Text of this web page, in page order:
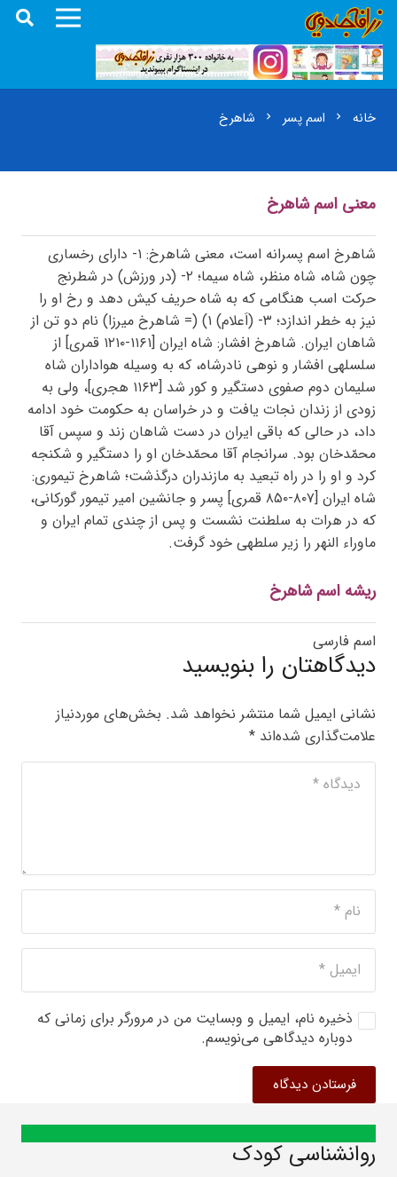
خانه chevron_right اسم پسر chevron_right شاهرخ
معنی اسم شاهرخ
شاهرخ اسم پسرانه است، معنی شاهرخ: ۱- دارای رخساری
چون شاه، شاه منظر، شاه سیما؛ ۲- (در ورزش) در شطرنج
حرکت اسب هنگامی که به شاه حریف کیش دهد و رخ او را
نیز به خطر اندازد؛ ۳- (اَعلام) ۱) (= شاهرخ میرزا) نام دو تن از
شاهان ایران. شاهرخ افشار: شاه ایران [۱۱۶۱-۱۲۱۰ قمری] از
سلسلهی افشار و نوهی نادرشاه، که به وسیله هواداران شاه
سلیمان دوم صفوی دستگیر و کور شد [۱۱۶۳ هجری]، ولی به
زودی از زندان نجات یافت و در خراسان به حکومت خود ادامه
داد، در حالی که باقی ایران در دست شاهان زند و سپس آقا
محمّدخان بود. سرانجام آقا محمّدخان او را دستگیر و شکنجه
کرد و او را در راه تبعید به مازندران درگذشت؛ شاهرخ تیموری:
شاه ایران [۸۰۷-۸۵۰ قمری] پسر و جانشین امیر تیمور گورکانی،
که در هرات به سلطنت نشست و پس از چندی تمام ایران و
ماوراء النهر را زیر سلطهی خود گرفت.
ریشه اسم شاهرخ
اسم فارسی
دیدگاهتان را بنویسید
نشانی ایمیل شما منتشر نخواهد شد. بخش‌های موردنیاز
علامت‌گذاری شده‌اند *
ذخیره نام، ایمیل و وبسایت من در مرورگر برای زمانی که
دوباره دیدگاهی می‌نویسم.
فرستادن دیدگاه
روانشناسی کودک